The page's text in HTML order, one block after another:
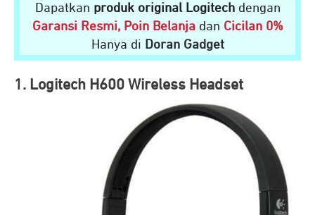
Dapatkan produk original Logitechdengan
Garansi Resmi, Poin Belanjadan Cicilan 0%
Hanya di Doran Gadget
1. Logitech H600 Wireless Headset